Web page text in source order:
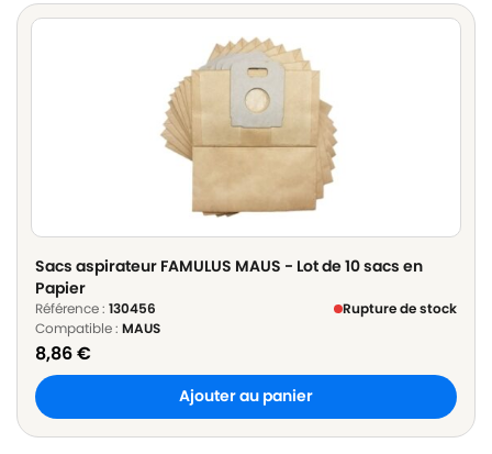
Sacs aspirateur FAMULUS MAUS - Lot de 10 sacs en
Papier
Référence : 130456
Rupture de stock
Compatible : MAUS
8,86€
Ajouter au panier